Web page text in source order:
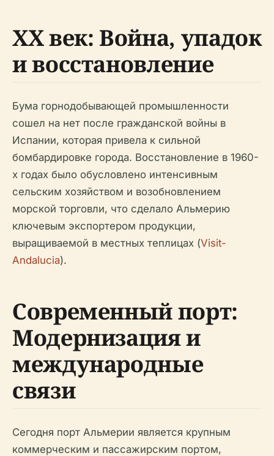
XX век: Война, упадок
и восстановление
Бума горнодобывающей промышленности
сошел на нет после гражданской войны в
Испании, которая привела к сильной
бомбардировке города. Восстановление в 1960-
х годах было обусловлено интенсивным
сельским хозяйством и возобновлением
морской торговли, что сделало Альмерию
ключевым экспортером продукции,
выращиваемой в местных теплицах (Visit-
Andalucia).
Современный порт:
Модернизация и
международные
связи
Сегодня порт Альмерии является крупным
коммерческим и пассажирским портом,